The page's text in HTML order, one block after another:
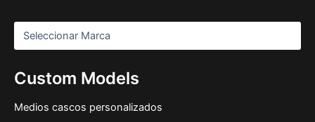
Custom Models
Medios cascos personalizados